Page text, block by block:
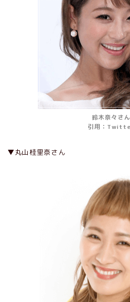
鈴木奈々さん
引用：
▼丸山桂里奈さん